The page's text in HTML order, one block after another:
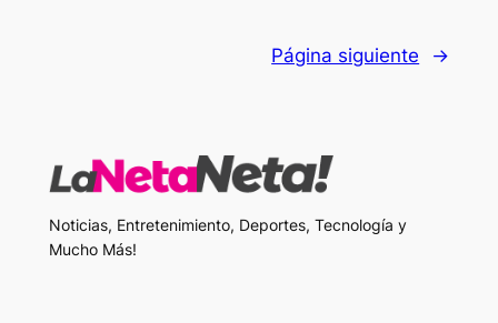
Página siguiente →
Noticias, Entretenimiento, Deportes, Tecnología y
Mucho Más!